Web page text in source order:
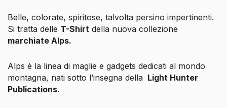
Belle, colorate, spiritose, talvolta persino impertinenti.
Si tratta delle T-Shirt della nuova collezione
marchiate Alps.
Alps è la linea di maglie e gadgets dedicati al mondo
montagna, nati sotto l’insegna della Light Hunter
Publications.